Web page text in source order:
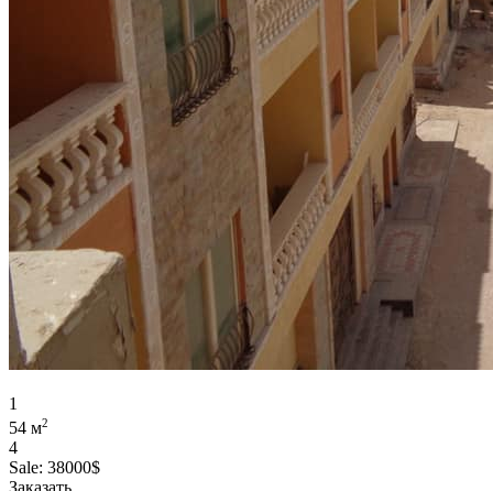
1
54 м2
4
Sale: 38000$
Заказать